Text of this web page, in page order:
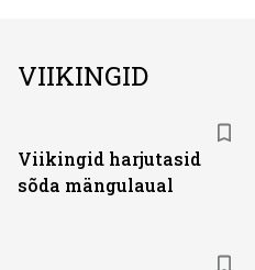
VIIKINGID
Viikingid harjutasid
sõda mängulaual